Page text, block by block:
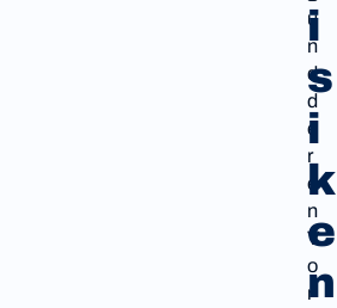
u
n
d
d
e
r
e
n
V
o
r
i
s
i
k
e
n